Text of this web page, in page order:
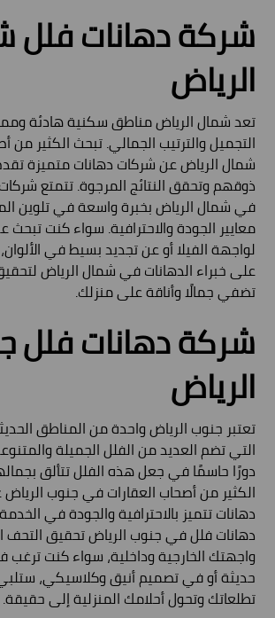
شركة دهانات فلل
الرياض
تعد شمال الرياض مناطق سكنية هادئة
التجميل والترتيب الجمالي. تبحث الكثير
شمال الرياض عن شركات دهانات متميزة
ذوقهم وتحقق النتائج المرجوة. تتمتع
في شمال الرياض بخبرة واسعة في تلوين
معايير الجودة والاحترافية. سواء كنت
لواجهة الفيلا أو عن تجديد بسيط في
على خبراء الدهانات في شمال الرياض
تضفي جمالًا وأناقة على منزلك.
شركة دهانات فلل
الرياض
تعتبر جنوب الرياض واحدة من المناطق
التي تضم العديد من الفلل الجميلة
دورًا حاسمًا في جعل هذه الفلل تتألق
الكثير من أصحاب العقارات في جنوب
دهانات تتميز بالاحترافية والجودة في
دهانات فلل في جنوب الرياض تحقيق التحف
واجهتك الخارجية وداخلية، سواء كنت
حديثة أو في تصميم أنيق وكلاسيكي،
تطلعاتك وتحول أحلامك المنزلية إلى حقيقة.